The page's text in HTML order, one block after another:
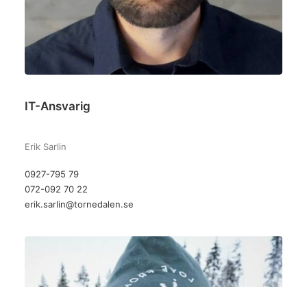
IT-Ansvarig
Erik Sarlin
0927-795 79
072-092 70 22
erik.sarlin@tornedalen.se